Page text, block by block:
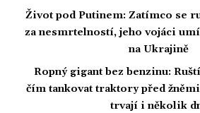
Život pod Putinem: Zatímco se
za nesmrtelností, jeho vojáci
na Ukrajině
Ropný gigant bez benzinu:
čím tankovat traktory před
trvají i několik